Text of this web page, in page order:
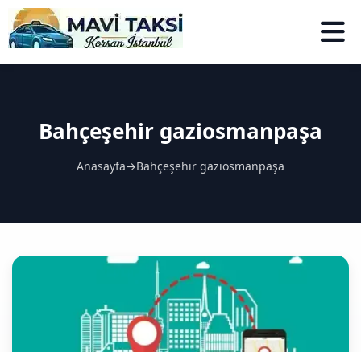
Bahçeşehir gaziosmanpaşa
Anasayfa→Bahçeşehir gaziosmanpaşa